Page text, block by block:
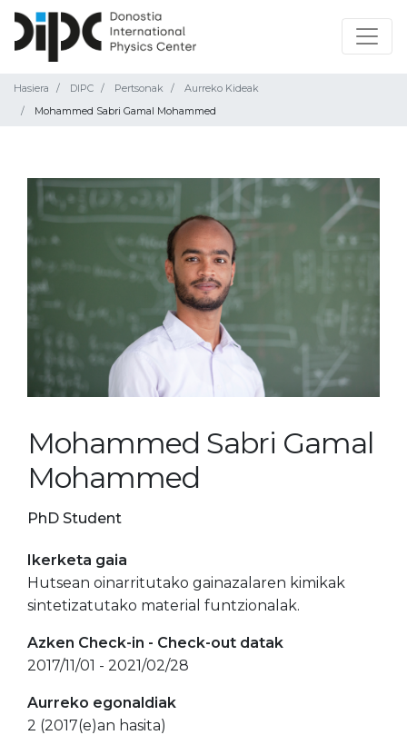
Hasiera DIPC Pertsonak
Aurreko Kideak
Mohammed Sabri Gamal Mohammed
Mohammed Sabri Gamal
Mohammed
PhD Student
Ikerketa gaia
Hutsean oinarritutako gainazalaren kimikak
sintetizatutako material funtzionalak.
Azken Check-in - Check-out datak
2017/11/01 - 2021/02/28
Aurreko egonaldiak
2 (2017(e)an hasita)